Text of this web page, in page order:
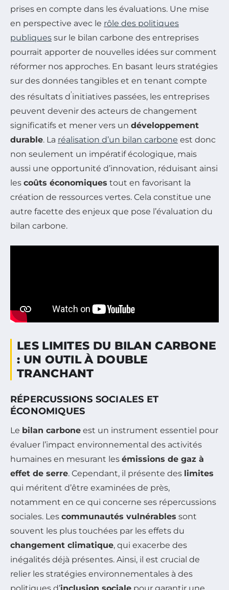
prises en compte dans les évaluations. Une mise
en perspective avec le rôle des politiques
publiques sur le bilan carbone des entreprises
pourrait apporter de nouvelles idées sur comment
réformer nos approches. En basant leurs stratégies
sur des données tangibles et en tenant compte
des résultats d’initiatives passées, les entreprises
peuvent devenir des acteurs de changement
significatifs et mener vers un développement
durable. La réalisation d’un bilan carbone est donc
non seulement un impératif écologique, mais
aussi une opportunité d’innovation, réduisant ainsi
les coûts économiques tout en favorisant la
création de ressources vertes. Cela constitue une
autre facette des enjeux que pose l’évaluation du
bilan carbone.
LES LIMITES DU BILAN CARBONE
: UN OUTIL À DOUBLE
TRANCHANT
RÉPERCUSSIONS SOCIALES ET
ÉCONOMIQUES
Le bilan carbone est un instrument essentiel pour
évaluer l’impact environnemental des activités
humaines en mesurant les émissions de gaz à
effet de serre. Cependant, il présente des limites
qui méritent d’être examinées de près,
notamment en ce qui concerne ses répercussions
sociales. Les communautés vulnérables sont
souvent les plus touchées par les effets du
changement climatique, qui exacerbe des
inégalités déjà présentes. Ainsi, il est crucial de
relier les stratégies environnementales à des